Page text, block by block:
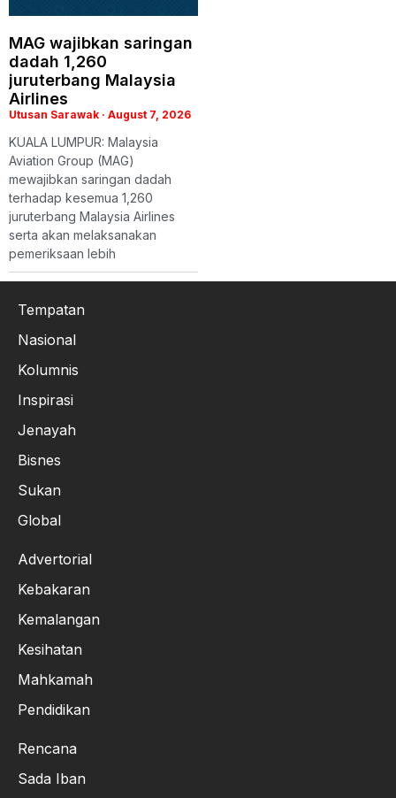
MAG wajibkan saringan
dadah 1,260
juruterbang Malaysia
Airlines
Utusan Sarawak August 7, 2026
KUALA LUMPUR: Malaysia
Aviation Group (MAG)
mewajibkan saringan dadah
terhadap kesemua 1,260
juruterbang Malaysia Airlines
serta akan melaksanakan
pemeriksaan lebih
Tempatan
Nasional
Kolumnis
Inspirasi
Jenayah
Bisnes
Sukan
Global
Advertorial
Kebakaran
Kemalangan
Kesihatan
Mahkamah
Pendidikan
Rencana
Sada Iban